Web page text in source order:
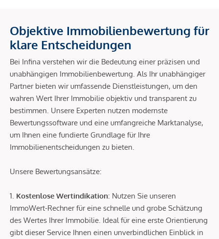
Objektive Immobilienbewertung für
klare Entscheidungen
Bei Infina verstehen wir die Bedeutung einer präzisen und
unabhängigen Immobilienbewertung. Als Ihr unabhängiger
Partner bieten wir umfassende Dienstleistungen, um den
wahren Wert Ihrer Immobilie objektiv und transparent zu
bestimmen. Unsere Experten nutzen modernste
Bewertungssoftware und eine umfangreiche Marktanalyse,
um Ihnen eine fundierte Grundlage für Ihre
Immobilienentscheidungen zu bieten.
Unsere Bewertungsansätze:
1. Kostenlose Wertindikation: Nutzen Sie unseren
ImmoWert-Rechner für eine schnelle und grobe Schätzung
des Wertes Ihrer Immobilie. Ideal für eine erste Orientierung
gibt dieser Service Ihnen einen unverbindlichen Einblick in